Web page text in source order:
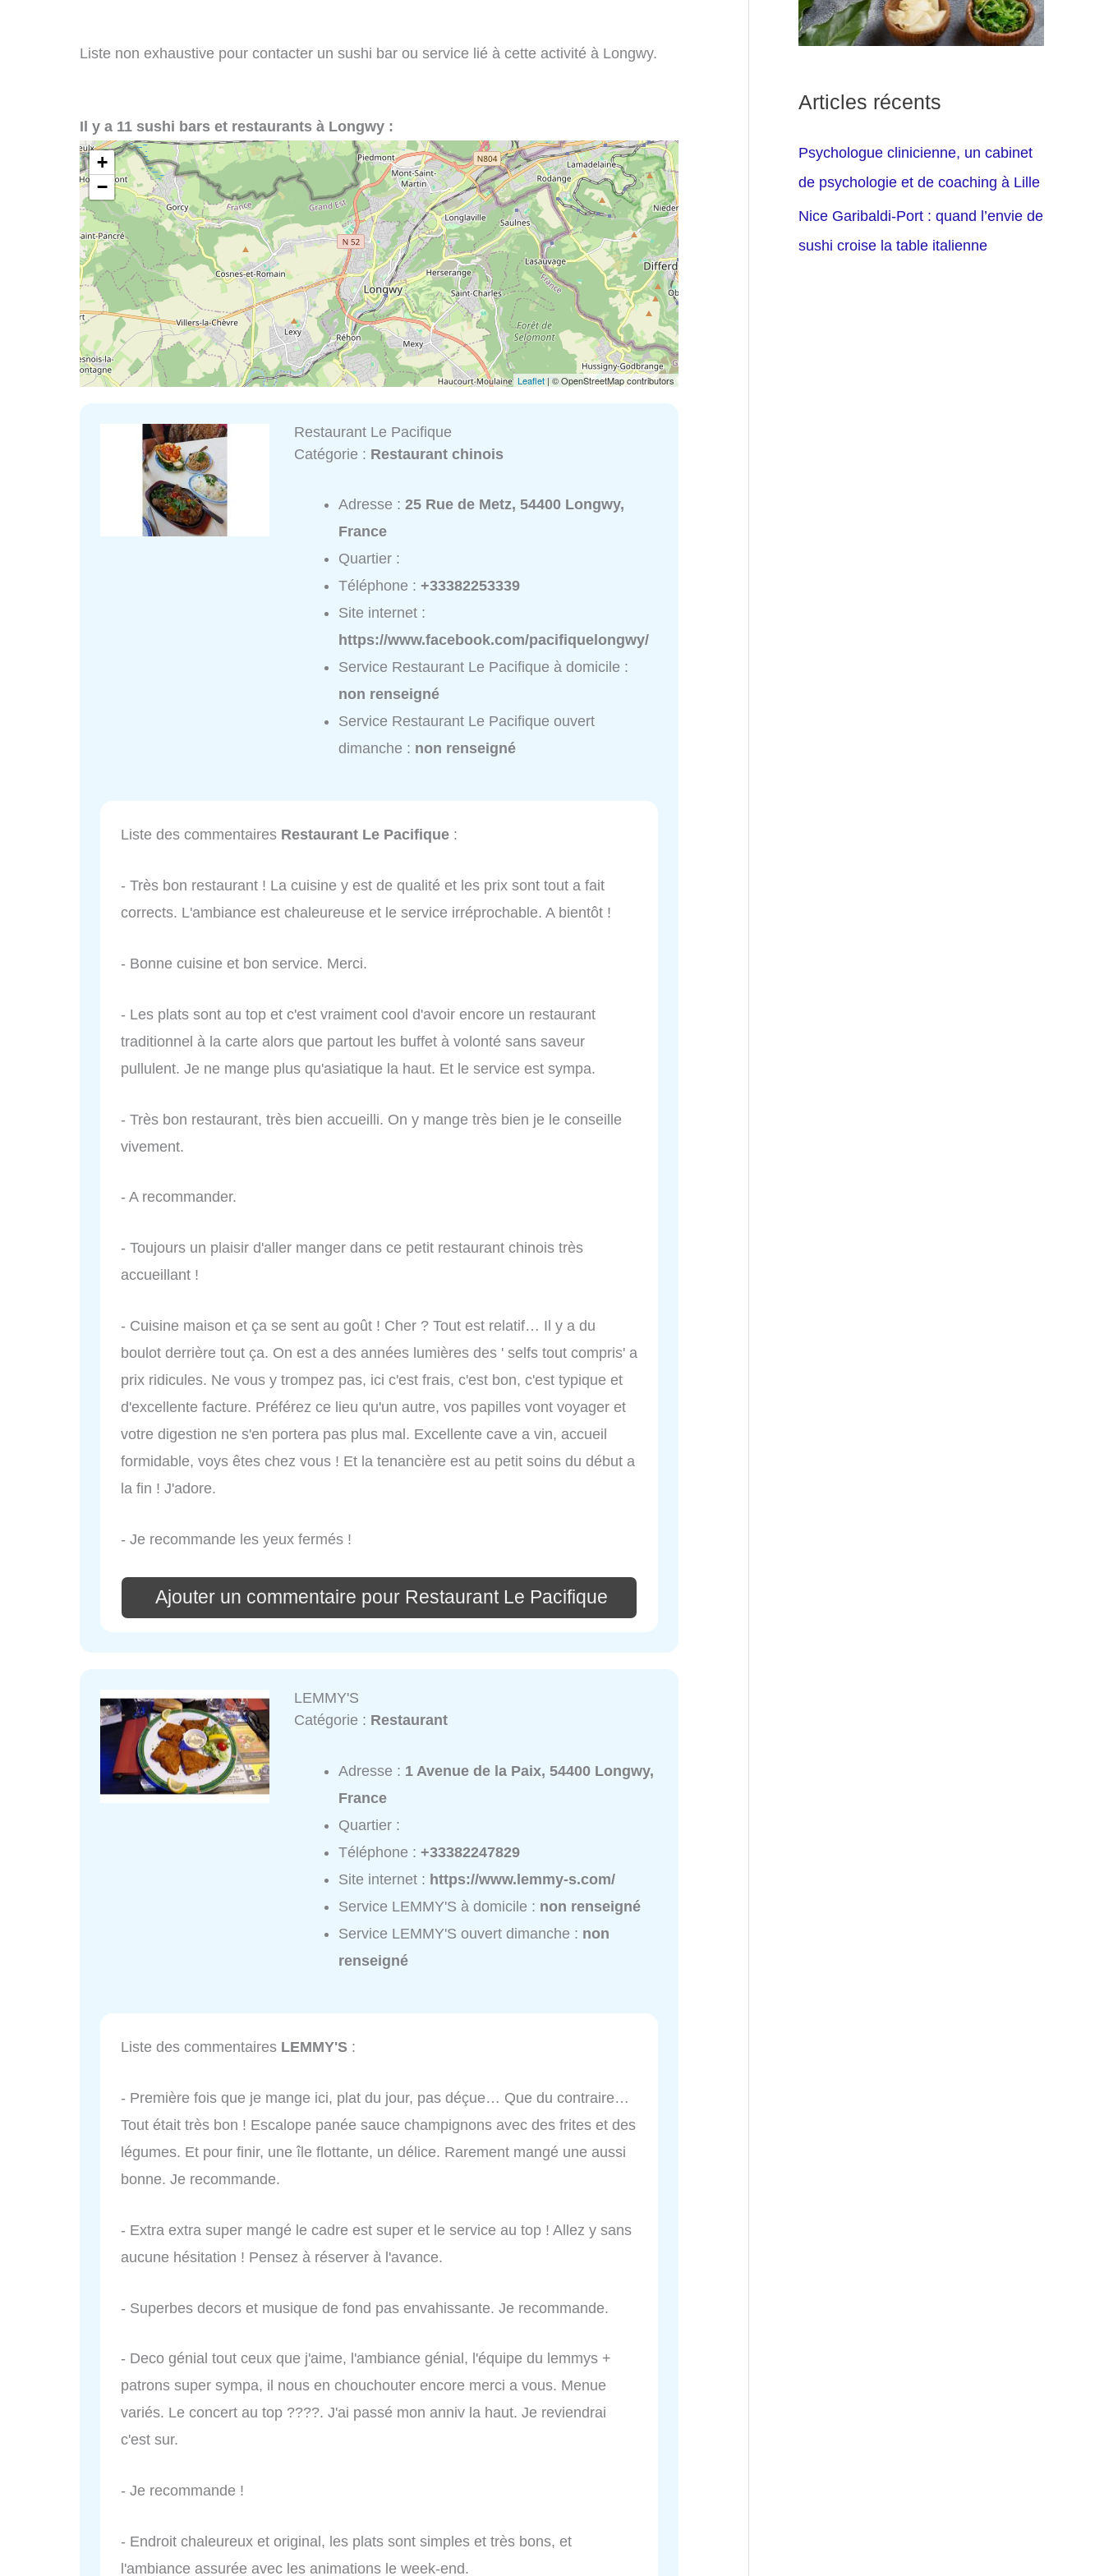
Liste non exhaustive pour contacter un sushi bar ou service lié à cette activité à Longwy.
Il y a 11 sushi bars et restaurants à Longwy :
+
−
Leaflet| © OpenStreetMap contributors
Restaurant Le Pacifique
Catégorie : Restaurant chinois
Adresse :25 Rue de Metz, 54400 Longwy,
France
Quartier :
Téléphone :+33382253339
Site internet :
https://www.facebook.com/pacifiquelongwy/
Service Restaurant Le Pacifique à domicile :
non renseigné
Service Restaurant Le Pacifique ouvert
dimanche : non renseigné
Liste des commentaires Restaurant Le Pacifique :
- Très bon restaurant ! La cuisine y est de qualité et les prix sont tout a fait
corrects. L'ambiance est chaleureuse et le service irréprochable. A bientôt !
- Bonne cuisine et bon service. Merci.
- Les plats sont au top et c'est vraiment cool d'avoir encore un restaurant
traditionnel à la carte alors que partout les buffet à volonté sans saveur
pullulent. Je ne mange plus qu'asiatique la haut. Et le service est sympa.
- Très bon restaurant, très bien accueilli. On y mange très bien je le conseille
vivement.
- A recommander.
- Toujours un plaisir d'aller manger dans ce petit restaurant chinois très
accueillant !
- Cuisine maison et ça se sent au goût ! Cher ? Tout est relatif… Il y a du
boulot derrière tout ça. On est a des années lumières des ' selfs tout compris' a
prix ridicules. Ne vous y trompez pas, ici c'est frais, c'est bon, c'est typique et
d'excellente facture. Préférez ce lieu qu'un autre, vos papilles vont voyager et
votre digestion ne s'en portera pas plus mal. Excellente cave a vin, accueil
formidable, voys êtes chez vous ! Et la tenancière est au petit soins du début a
la fin ! J'adore.
- Je recommande les yeux fermés !
Ajouter un commentaire pour Restaurant Le Pacifique
LEMMY'S
Catégorie : Restaurant
Adresse : 1 Avenue de la Paix, 54400 Longwy,
France
Quartier :
Téléphone :+33382247829
Site internet : https://www.lemmy-s.com/
Service LEMMY'S à domicile : non renseigné
Service LEMMY'S ouvert dimanche : non
renseigné
Liste des commentaires LEMMY'S :
- Première fois que je mange ici, plat du jour, pas déçue… Que du contraire…
Tout était très bon ! Escalope panée sauce champignons avec des frites et des
légumes. Et pour finir, une île flottante, un délice. Rarement mangé une aussi
bonne. Je recommande.
- Extra extra super mangé le cadre est super et le service au top ! Allez y sans
aucune hésitation ! Pensez à réserver à l'avance.
- Superbes decors et musique de fond pas envahissante. Je recommande.
- Deco génial tout ceux que j'aime, l'ambiance génial, l'équipe du lemmys +
patrons super sympa, il nous en chouchouter encore merci a vous. Menue
variés. Le concert au top ????. J'ai passé mon anniv la haut. Je reviendrai
c'est sur.
- Je recommande !
- Endroit chaleureux et original, les plats sont simples et très bons, et
l'ambiance assurée avec les animations le week-end.
Articles récents
Psychologue clinicienne, un cabinet
de psychologie et de coaching à Lille
Nice Garibaldi-Port : quand l’envie de
sushi croise la table italienne